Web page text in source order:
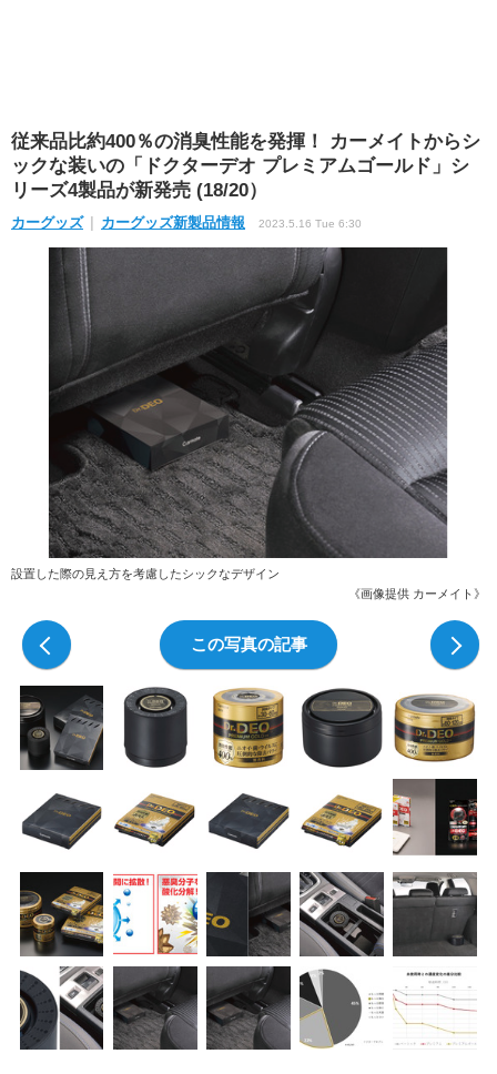
従来品比約400％の消臭性能を発揮！ カーメイトからシ
ックな装いの「ドクターデオ プレミアムゴールド」シ
リーズ4製品が新発売 (18/20）
カーグッズ カーグッズ新製品情報 2023.5.16 Tue 6:30
設置した際の見え方を考慮したシックなデザイン
《画像提供 カーメイト》
この写真の記事